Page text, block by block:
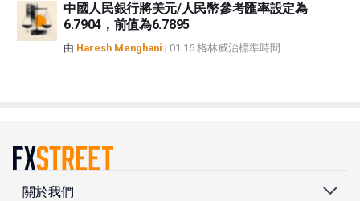
中國人民銀行將美元/人民幣參考匯率設定為
6.7904，前值為6.7895
由 Haresh Menghani | 01:16 格林威治標準時間
關於我們